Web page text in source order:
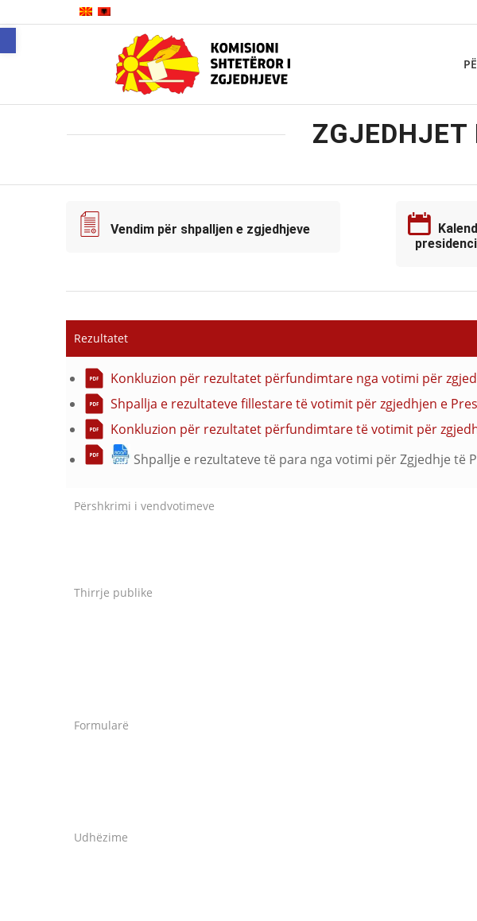
ZGJEDHJET
Vendim për shpalljen e zgjedhjeve
Rezultatet
Konkluzion për rezultatet përfundimtare nga votimi për
Shpallja e rezultateve fillestare të votimit për zgjedhjen e
Konkluzion për rezultatet përfundimtare të votimit për
Shpallje e rezultateve të para nga votimi për Zgjedhje të
Përshkrimi i vendvotimeve
Thirrje publike
Formularë
Udhëzime
Open toolbar